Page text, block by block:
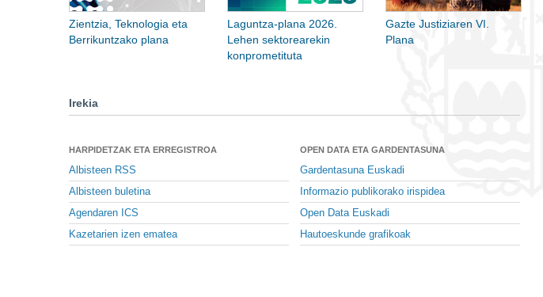
Zientzia, Teknologia eta
Berrikuntzako plana
Laguntza-plana 2026.
Lehen sektorearekin
konprometituta
Gazte Justiziaren VI.
Plana
Irekia
HARPIDETZAK ETA ERREGISTROA
Albisteen RSS
Albisteen buletina
Agendaren ICS
Kazetarien izen ematea
OPEN DATA ETA GARDENTASUNA
Gardentasuna Euskadi
Informazio publikorako irispidea
Open Data Euskadi
Hautoeskunde grafikoak